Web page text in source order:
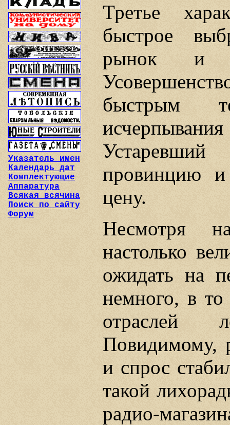
Указатель имен
Календарь дат
Комплектующие
Аппаратура
Всякая всячина
Поиск по сайту
Форум
Третье
быстрое
рынок и
быстрым
провинцию и
цену.
Несмотря
настолько
ожидать на
немного, в то
отраслей
Повидимому,
и спрос
такой
радио-